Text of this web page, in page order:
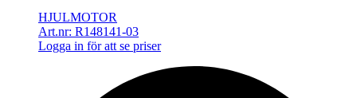
HJULMOTOR
Art.nr: R148141-03
Logga in för att se priser